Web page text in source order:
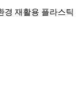
경 재활용 플라스틱